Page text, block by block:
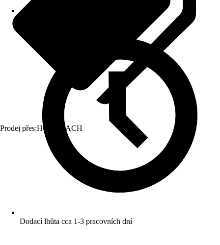
Prodej přes:HORNBACH
Dodací lhůta cca 1-3 pracovních dní